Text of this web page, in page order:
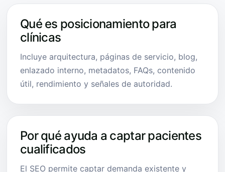
Qué es posicionamiento para
clínicas
Incluye arquitectura, páginas de servicio, blog,
enlazado interno, metadatos, FAQs, contenido
útil, rendimiento y señales de autoridad.
Por qué ayuda a captar pacientes
cualificados
El SEO permite captar demanda existente y